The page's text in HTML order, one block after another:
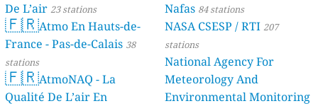
De L’air 23 stations
🇫🇷Atmo En Hauts-de-
France - Pas-de-Calais 38
stations
🇫🇷AtmoNAQ - La
Qualité De L’air En
Nafas 84 stations
NASA CSESP / RTI 207
stations
National Agency For
Meteorology And
Environmental Monitoring